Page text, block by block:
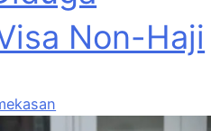
Non-Haji